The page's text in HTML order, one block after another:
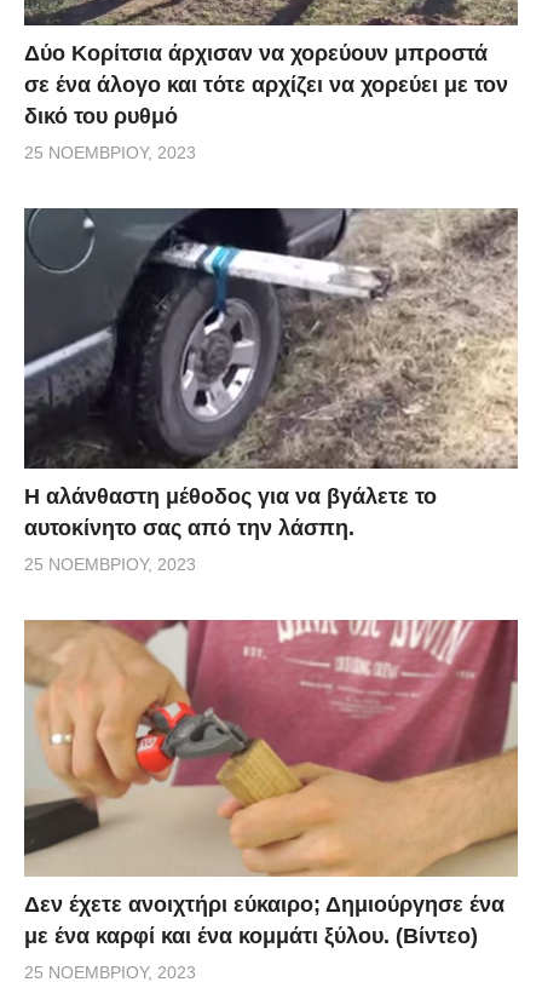
Δύο Κορίτσια άρχισαν να χορεύουν μπροστά
σε ένα άλογο και τότε αρχίζει να χορεύει με τον
δικό του ρυθμό
25 ΝΟΕΜΒΡΊΟΥ, 2023
Η αλάνθαστη μέθοδος για να βγάλετε το
αυτοκίνητο σας από την λάσπη.
25 ΝΟΕΜΒΡΊΟΥ, 2023
Δεν έχετε ανοιχτήρι εύκαιρο; Δημιούργησε ένα
με ένα καρφί και ένα κομμάτι ξύλου. (Βίντεο)
25 ΝΟΕΜΒΡΊΟΥ, 2023